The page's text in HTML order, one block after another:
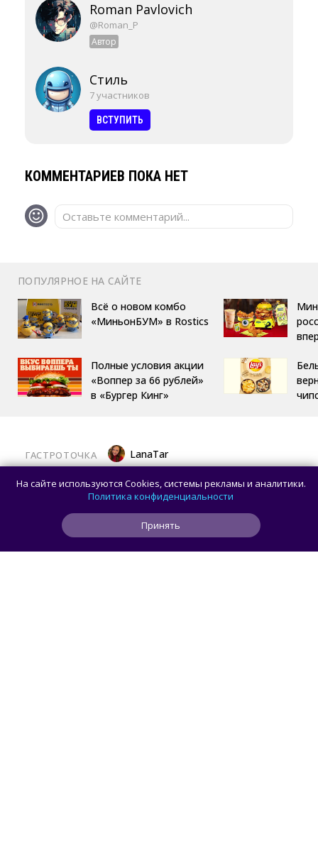
Roman Pavlovich
@Roman_P
Автор
Стиль
7 участников
ВСТУПИТЬ
КОММЕНТАРИЕВ ПОКА НЕТ
Оставьте комментарий...
ПОПУЛЯРНОЕ НА САЙТЕ
Всё о новом комбо
«МиньонБУМ» в Rostics
Полные условия акции
«Воппер за 66 рублей»
в «Бургер Кинг»
ГАСТРОТОЧКА LanaTar
Похрустим? В Москве открылся сезон
На сайте используются Cookies, системы рекламы и аналитики.
Политика конфиденциальности
Принять